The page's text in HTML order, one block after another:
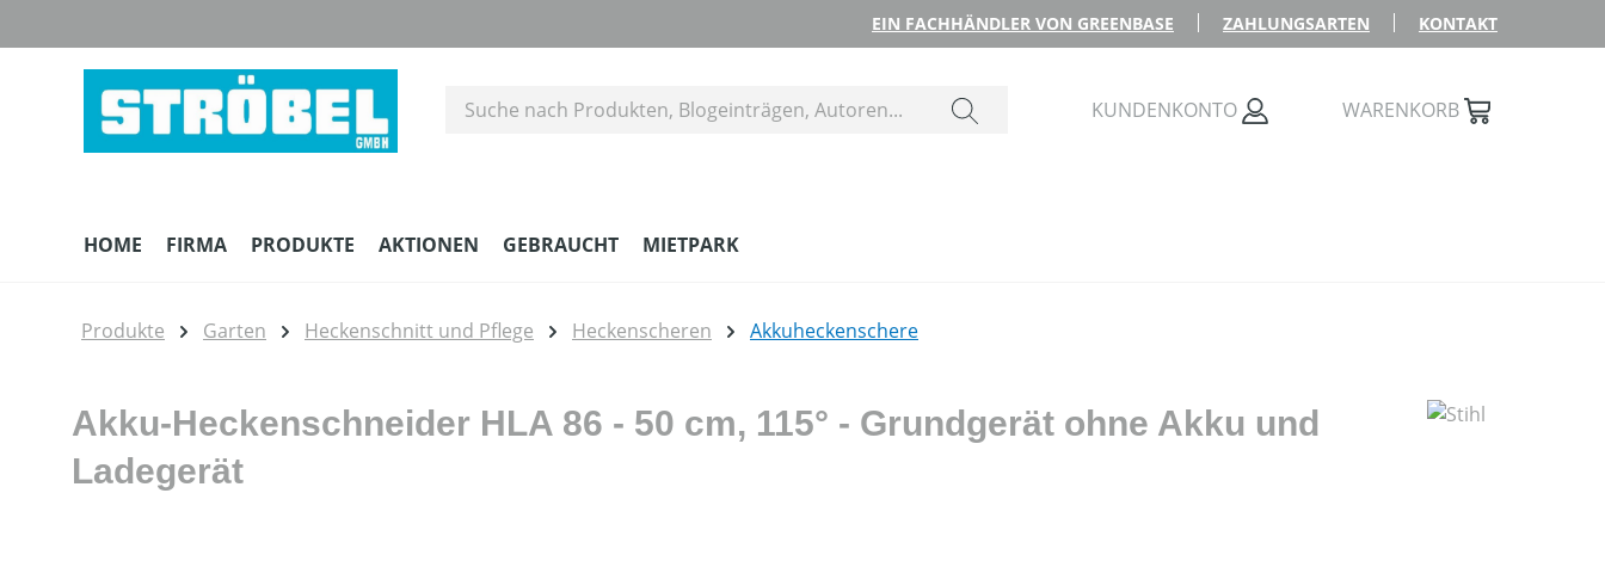
EIN FACHHÄNDLER VON GREENBASE ZAHLUNGSARTEN KONTAKT
KUNDENKONTO WARENKORB
HOME FIRMA PRODUKTE AKTIONEN GEBRAUCHT MIETPARK
Produkte Garten Heckenschnitt und Pflege Heckenscheren Akkuheckenschere
Akku-Heckenschneider HLA 86 - 50 cm, 115° - Grundgerät ohne Akku und
Ladegerät